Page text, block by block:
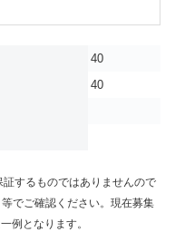
40
40
するものではありませんので
でご確認ください。現在募集
例となります。